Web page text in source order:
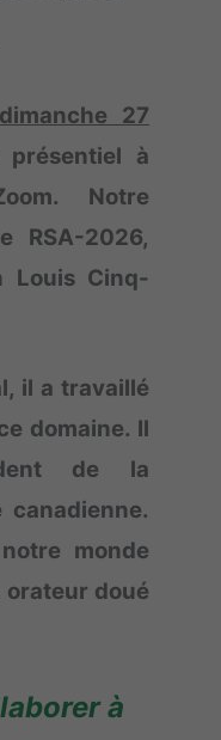
27
à
Notre
RSA-2026,
Louis Cinq-
il a travaillé
domaine. Il
de la
canadienne.
monde
orateur doué
à